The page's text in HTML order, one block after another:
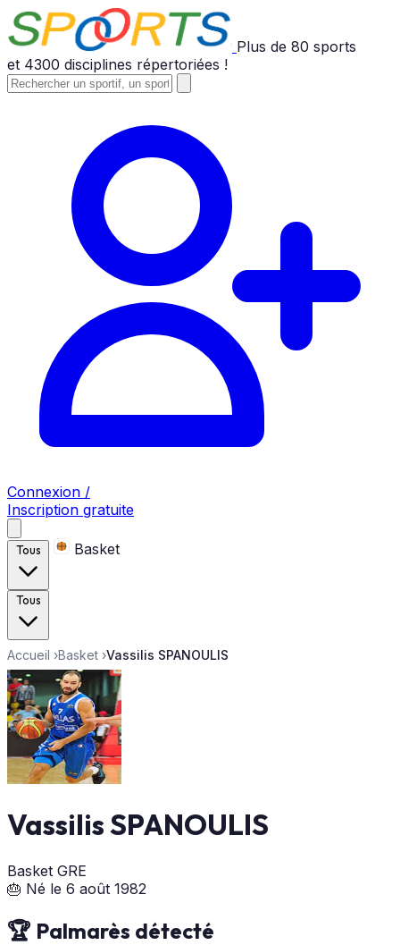
Plus de 80 sports
et 4300 disciplines répertoriées !
Connexion /
Inscription gratuite
Tous Basket
Tous
Accueil ›Basket ›Vassilis SPANOULIS
Vassilis SPANOULIS
Basket GRE
🎂 Né le 6 août 1982
🏆 Palmarès détecté